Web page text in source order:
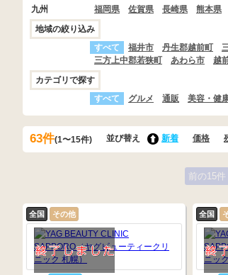
九州
福岡県 佐賀県 長崎県 熊本県
地域の絞り込み
すべて
福井市 丹生郡越前町
三方上中郡若狭町
あわら市 越
カテゴリで探す
すべて
グルメ 通販 美容・健
63件(1〜15件) 並び替え 新着 価格
前の15件
全国 その他 全国